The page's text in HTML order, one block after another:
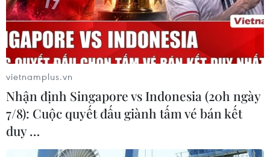
U23 Đông Nam Á 2025: Cơ hội Việt Nam
vietnamplus.vn
Nhận định Singapore vs Indonesia (20h ngày
7/8): Cuộc quyết đấu giành tấm vé bán kết
duy …